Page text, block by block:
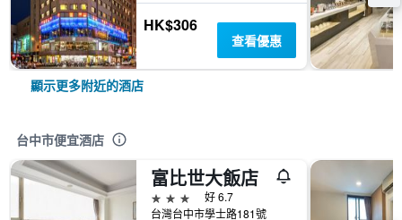
HK$306
查看優惠
顯示更多附近的酒店
台中市便宜酒店
富比世大飯店
3星級
好 6.7
台灣台中市學士路181號